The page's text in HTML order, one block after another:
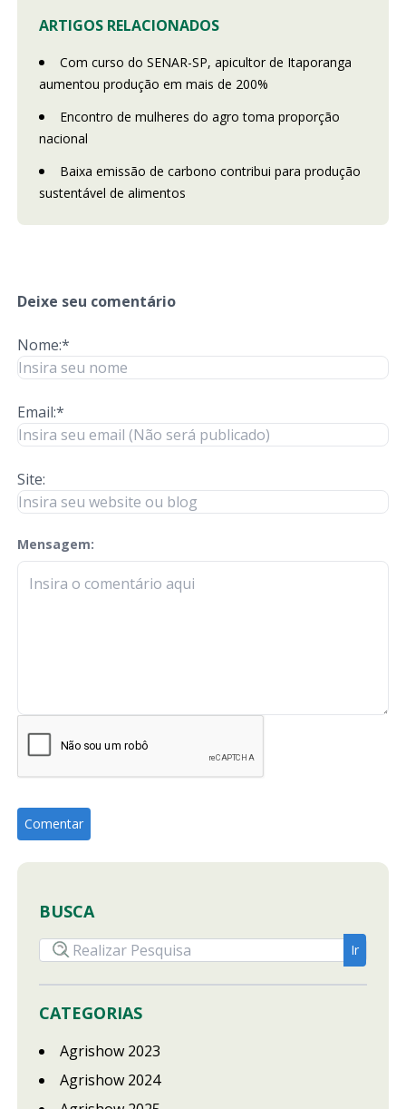
ARTIGOS RELACIONADOS
Com curso do SENAR-SP, apicultor de Itaporanga
aumentou produção em mais de 200%
Encontro de mulheres do agro toma proporção
nacional
Baixa emissão de carbono contribui para produção
sustentável de alimentos
Deixe seu comentário
Nome:*
Email:*
Site:
Mensagem:
check-terms
BUSCA
CATEGORIAS
Agrishow 2023
Agrishow 2024